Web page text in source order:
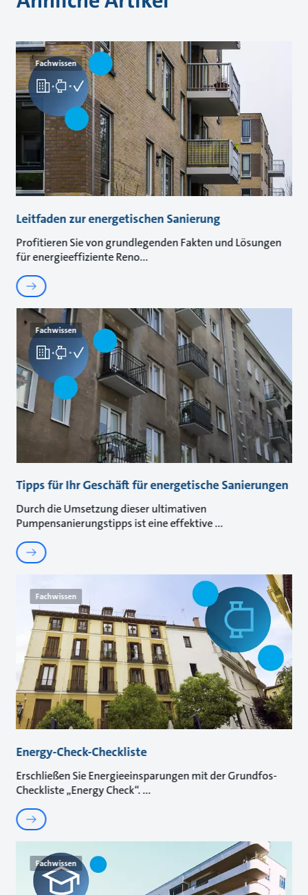
Fachwissen
Leitfaden zur energetischen Sanierung
Profitieren Sie von grundlegenden Fakten und Lösungen
für energieeffiziente Reno
Fachwissen
Tipps für Ihr Geschäft für energetische Sanierungen
Durch die Umsetzung dieser ultimativen
Pumpensanierungstipps ist eine effektive
Fachwissen
Energy-Check-Checkliste
Erschließen Sie Energieeinsparungen mit der Grundfos-
Checkliste „Energy Check“.
Fachwissen